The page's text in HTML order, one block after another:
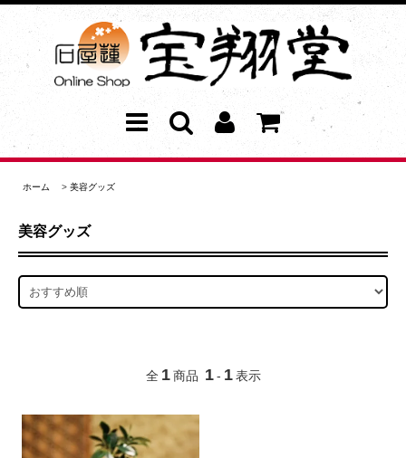
ホーム > 美容グッズ
美容グッズ
全 1 商品 1 - 1 表示